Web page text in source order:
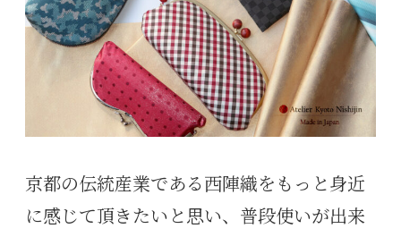
京都の伝統産業である西陣織をもっと身近
に感じて頂きたいと思い、普段使いが出来